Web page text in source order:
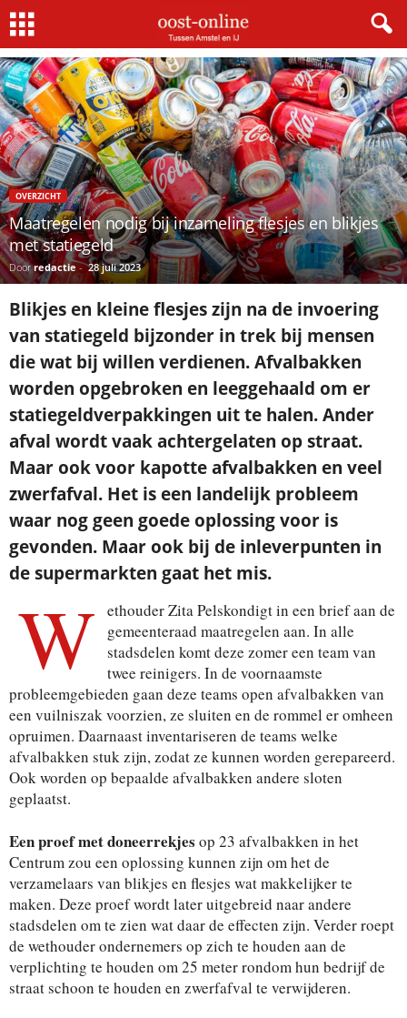
Home Maatregelen nodig bij inzameling flesjes en blikjes met statiegeld
OVERZICHT
Maatregelen nodig bij inzameling flesjes en blikjes
met statiegeld
Door redactie- 28 juli 2023
Blikjes en kleine flesjes zijn na de invoering
van statiegeld bijzonder in trek bij mensen
die wat bij willen verdienen. Afvalbakken
worden opgebroken en leeggehaald om er
statiegeldverpakkingen uit te halen. Ander
afval wordt vaak achtergelaten op straat.
Maar ook voor kapotte afvalbakken en veel
zwerfafval. Het is een landelijk probleem
waar nog geen goede oplossing voor is
gevonden. Maar ook bij de inleverpunten in
de supermarkten gaat het mis.
W
ethouder Zita Pelskondigt in een brief aan de
gemeenteraad maatregelen aan. In alle
stadsdelen komt deze zomer een team van
twee reinigers. In de voornaamste
probleemgebieden gaan deze teams open afvalbakken van
een vuilniszak voorzien, ze sluiten en de rommel er omheen
opruimen. Daarnaast inventariseren de teams welke
afvalbakken stuk zijn, zodat ze kunnen worden gerepareerd.
Ook worden op bepaalde afvalbakken andere sloten
geplaatst.
Een proef met doneerrekjes op 23 afvalbakken in het
Centrum zou een oplossing kunnen zijn om het de
verzamelaars van blikjes en flesjes wat makkelijker te
maken. Deze proef wordt later uitgebreid naar andere
stadsdelen om te zien wat daar de effecten zijn. Verder roept
de wethouder ondernemers op zich te houden aan de
verplichting te houden om 25 meter rondom hun bedrijf de
straat schoon te houden en zwerfafval te verwijderen.